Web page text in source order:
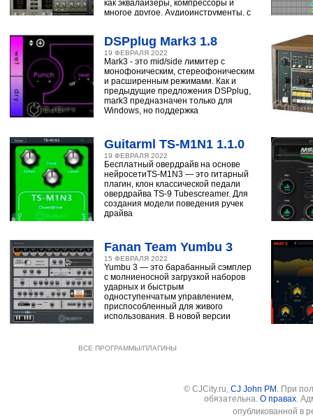
как эквалайзеры, компрессоры и
многое другое. Аудиоинструменты, с
DSPplug Mark3 1.8
19 ФЕВРАЛЯ 2022
Mark3 - это mid/side лимитер с
монофоническим, стереофоническим
и расширенным режимами. Как и
предыдущие предложения DSPplug,
mark3 предназначен только для
Windows, но поддержка
Guitarml TS-M1N1 1.1.0
19 ФЕВРАЛЯ 2022
Бесплатный овердрайв на основе
нейросетиTS-M1N3 — это гитарный
плагин, клон классической педали
овердрайва TS-9 Tubescreamer. Для
создания модели поведения ручек
драйва
Fanan Team Yumbu 3
15 ФЕВРАЛЯ 2022
Yumbu 3 — это барабанный сэмплер
с молниеносной загрузкой наборов
ударных и быстрым
одноступенчатым управлением,
приспособленный для живого
использования. В новой версии
ВСЕ ПРОГРАММЫ/ПЛАГИНЫ
© CJCity.ru, CJ John PM . При
обязательна. О правах.
опубликованной в